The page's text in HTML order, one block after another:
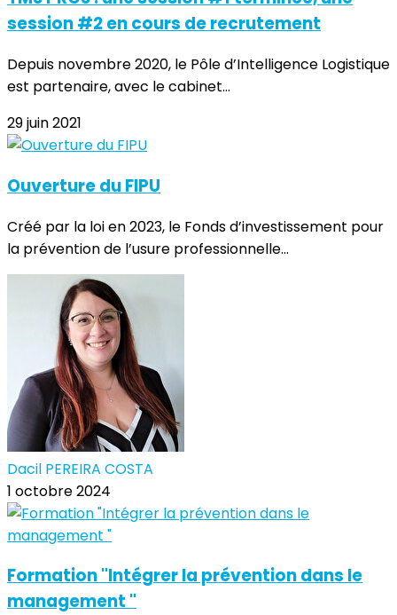
session #2 en cours de recrutement
Depuis novembre 2020, le Pôle d’Intelligence Logistique
est partenaire, avec le cabinet...
29 juin 2021
Ouverture du FIPU
Créé par la loi en 2023, le Fonds d’investissement pour
la prévention de l’usure professionnelle...
Dacil PEREIRA COSTA
1 octobre 2024
Formation "Intégrer la prévention dans le
management "